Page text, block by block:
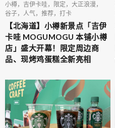
小樽，吉伊卡哇，限定，大正浪漫，
谷子，人气，推荐，打卡
【北海道】小樽新景点「吉伊
卡哇 MOGUMOGU 本铺小樽
店」盛大开幕！限定周边商
品、现烤鸡蛋糕全新亮相